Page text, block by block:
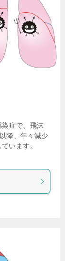
症で、飛沫
降、年々減少
います。